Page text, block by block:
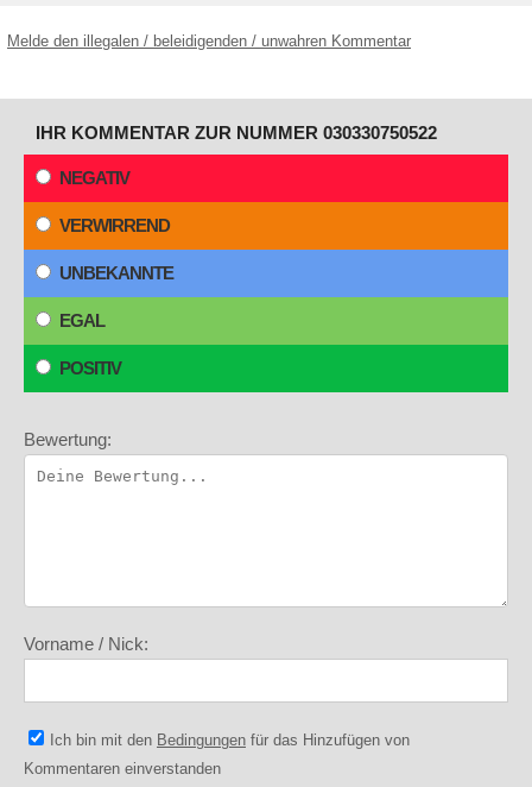
Melde den illegalen / beleidigenden / unwahren Kommentar
IHR KOMMENTAR ZUR NUMMER 030330750522
NEGATIV
VERWIRREND
UNBEKANNTE
EGAL
POSITIV
Bewertung:
Vorname / Nick:
Ich bin mit den Bedingungen für das Hinzufügen von
Kommentaren einverstanden